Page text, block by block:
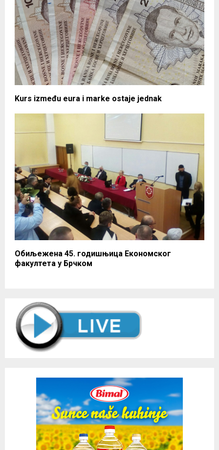
Kurs između eura i marke ostaje jednak
Обиљежена 45. годишњица Економског
факултета у Брчком